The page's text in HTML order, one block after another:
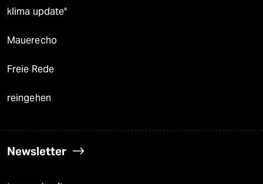
klima update°
Mauerecho
Freie Rede
reingehen
Newsletter